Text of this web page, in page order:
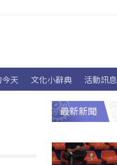
天 文化小辭典 活動訊息
最新新聞